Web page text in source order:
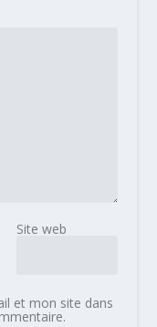
Site web
et mon site dans